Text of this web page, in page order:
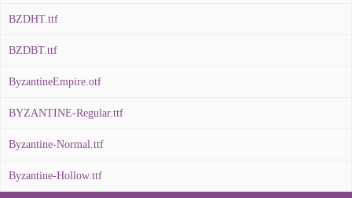
BZDHT.ttf
BZDBT.ttf
ByzantineEmpire.otf
BYZANTINE-Regular.ttf
Byzantine-Normal.ttf
Byzantine-Hollow.ttf